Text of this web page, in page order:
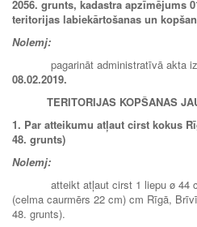
2056. grunts, kadastra apzīmējums
teritorijas labiekārtošanas un
Nolemj:
pagarināt administratīvā akta
08.02.2019.
TERITORIJAS KOPŠANAS
1. Par atteikumu atļaut cirst kokus
48. grunts)
Nolemj:
atteikt atļaut cirst 1 liepu ø 44
(celma caurmērs 22 cm) cm Rīgā,
48. grunts).